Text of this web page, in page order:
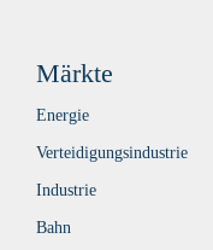
Märkte
Energie
Verteidigungsindustrie
Industrie
Bahn